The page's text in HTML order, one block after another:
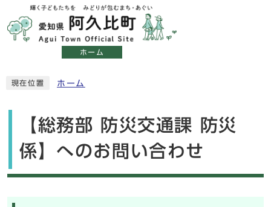
ホーム
現在位置 ホーム
【総務部 防災交通課 防災
係】へのお問い合わせ